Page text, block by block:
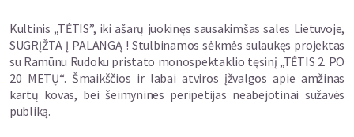
Kultinis „TĖTIS”, iki ašarų juokinęs sausakimšas sales Lietuvoje,
SUGRĮŽTA Į PALANGĄ ! Stulbinamos sėkmės sulaukęs projektas
su Ramūnu Rudoku pristato monospektaklio tęsinį „TĖTIS 2. PO
20 METŲ“. Šmaikščios ir labai atviros įžvalgos apie amžinas
kartų kovas, bei šeimynines peripetijas neabejotinai sužavės
publiką.